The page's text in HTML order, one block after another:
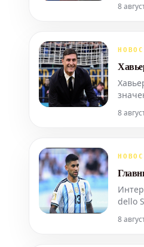
8
8
dello
8